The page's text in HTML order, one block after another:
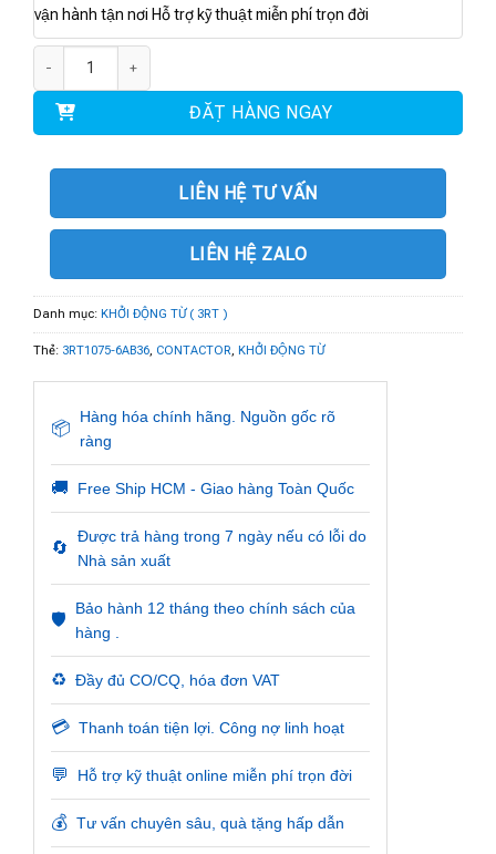
vận hành tận nơi Hỗ trợ kỹ thuật miễn phí trọn đời
ĐẶT HÀNG NGAY
LIÊN HỆ TƯ VẤN
LIÊN HỆ ZALO
Danh mục: KHỞI ĐỘNG TỪ ( 3RT )
Thẻ: 3RT1075-6AB36, CONTACTOR, KHỞI ĐỘNG TỪ
📦
Hàng hóa chính hãng. Nguồn gốc rõ
ràng
🚚 Free Ship HCM - Giao hàng Toàn Quốc
🔄
Được trả hàng trong 7 ngày nếu có lỗi do
Nhà sản xuất
🛡️
Bảo hành 12 tháng theo chính sách của
hàng .
♻️ Đầy đủ CO/CQ, hóa đơn VAT
💳 Thanh toán tiện lợi. Công nợ linh hoạt
💬 Hỗ trợ kỹ thuật online miễn phí trọn đời
💰 Tư vấn chuyên sâu, quà tặng hấp dẫn